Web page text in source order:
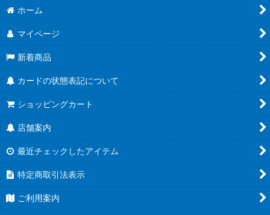
ホーム
マイページ
新着商品
カードの状態表記について
ショッピングカート
店舗案内
最近チェックしたアイテム
特定商取引法表示
ご利用案内